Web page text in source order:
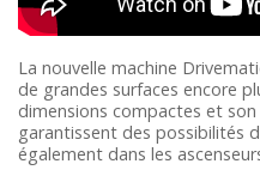
La nouvelle machine
de grandes surfaces encore
dimensions compactes et
garantissent des possibilités
également dans les